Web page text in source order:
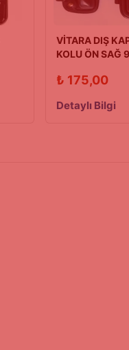
VİTARA DIŞ
KOLU ÖN SAĞ
₺ 175,00
Detaylı Bilgi